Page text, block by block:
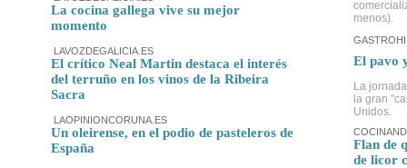
La cocina gallega vive su mejor
momento
LAVOZDEGALICIA.ES
El crítico Neal Martin destaca el interés
del terruño en los vinos de la Ribeira
Sacra
LAOPINIONCORUNA.ES
Un oleirense, en el podio de pasteleros de
España
menos).
El pavo
La
la gran
Unidos.
Flan de
de licor